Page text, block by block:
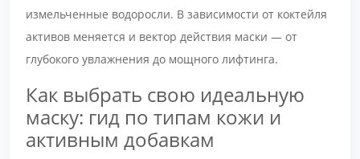
измельченные водоросли. В зависимости от коктейля
активов меняется и вектор действия маски — от
глубокого увлажнения до мощного лифтинга.
Как выбрать свою идеальную
маску: гид по типам кожи и
активным добавкам